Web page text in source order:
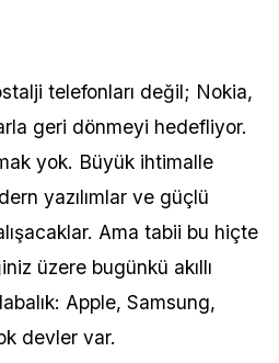
telefonları değil; Nokia,
geri dönmeyi hedefliyor.
yok. Büyük ihtimalle
yazılımlar ve güçlü
Ama tabii bu hiçte
üzere bugünkü akıllı
Apple, Samsung,
devler var.